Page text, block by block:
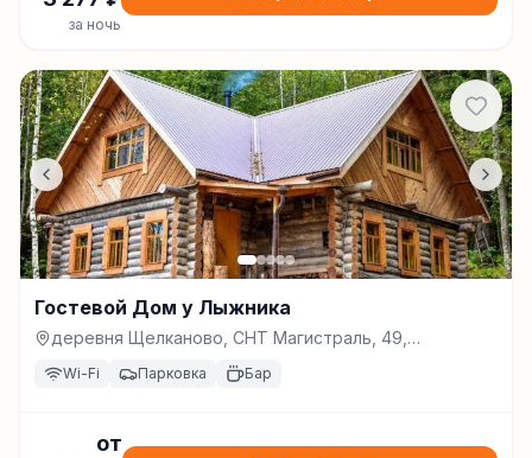
за ночь
Гостевой Дом у Лыжника
деревня Щелканово, СНТ Магистраль, 49,
Переславль-Залесский
Wi-Fi Парковка Бар
от